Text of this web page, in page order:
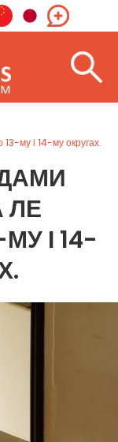
13-му і 14-му округах.
ЛЕ
І 14-